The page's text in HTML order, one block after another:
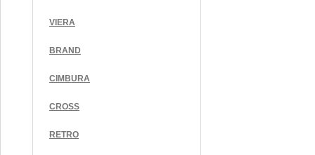
VIERA
BRAND
CIMBURA
CROSS
RETRO